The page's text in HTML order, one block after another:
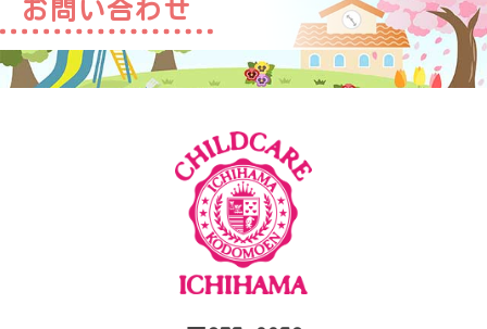
お問い合わせ